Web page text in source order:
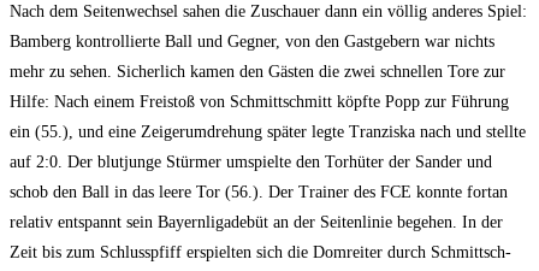
Nach dem Sei­ten­wech­sel sahen die Zuschau­er dann ein völ­lig ande­res Spiel:
Bam­berg kon­trol­lier­te Ball und Geg­ner, von den Gast­ge­bern war nichts
mehr zu sehen. Sicher­lich kamen den Gäs­ten die zwei schnel­len Tore zur
Hil­fe: Nach einem Frei­stoß von Schmitt­sch­mitt köpf­te Popp zur Füh­rung
ein (55.), und eine Zei­ger­um­dre­hung spä­ter leg­te Tran­zis­ka nach und stell­te
auf 2:0. Der blut­jun­ge Stür­mer umspiel­te den Tor­hü­ter der San­der und
schob den Ball in das lee­re Tor (56.). Der Trai­ner des FCE konn­te fort­an
rela­tiv ent­spannt sein Bay­ern­li­ga­de­büt an der Sei­ten­li­nie bege­hen. In der
Zeit bis zum Schluss­pfiff erspiel­ten sich die Dom­rei­ter durch Schmitt­sch­